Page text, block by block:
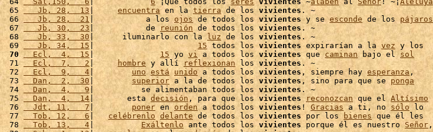
65
   Jb, 28,  13
| encuentra en la tierra de los vivientes . ~
66
   Jb, 28,  21
|           a los ojos de todos los vivientes y se esconde de los pájaros
67
   Jb, 30,  23
|           de reunión de todos los vivientes . ~
68
   Jb, 33,  30
|      iluminarlo con la luz de los vivientes . ~
69
   Jb, 34,  15
| 15 todos los vivientes expirarían a la vez
70
  Ecl,  4,  15
| 15 yo vi a todos los vivientes que caminan bajo el sol
71
  Ecl,  7,   2
| hombre y allí reflexionan los vivientes. ~
72
  Ecl,  9,   4
| uno está unido a todos los vivientes, siempre hay esperanza,
73
  Dan,  2,  30
| superior a la de todos los vivientes, sino para que se ponga
74
  Dan,  4,   9
|          se alimentaban todos los vivientes . ~
75
  Dan,  4,  14
|       esta decisión , para que los vivientes reconozcan que el Altísimo
76
  Jdt, 11,   7
| poner en orden a todos los vivientes ! Gracias a ti, no sólo lo
77
  Tob, 12,   6
| celébrenlo delante de todos los vivientes por los bienes que él les
78
  Tob, 13,   4
| Exáltenlo ante todos los vivientes porque él es nuestro Señor,